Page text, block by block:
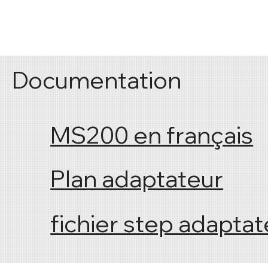
Documentation
MS200 en français
Plan adaptateur
fichier step